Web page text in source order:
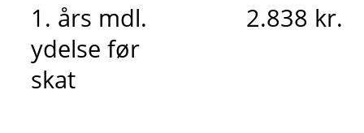
1. års mdl.
ydelse før
skat
2.838 kr.